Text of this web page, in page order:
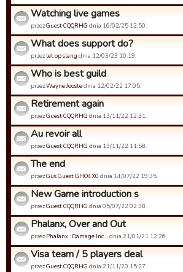
Watching live games
przezGuest CQQRHG dnia 16/02/25 12:50.
What does support do?
przez let op slang dnia 12/03/23 10:19.
Who is best guild
przezWayne Joostednia 12/02/22 17:05.
Retirement again
przezGuest CQQRHG dnia 13/11/22 12:31.
Au revoir all
przezGuest CQQRHG dnia 13/11/22 11:58.
The end
przezGus Guest GHO4X0 dnia 14/07/22 19:35.
New Game introduction s
przezGuest CQQRHG dnia 05/07/22 02:38.
Phalanx, Over and Out
przez Phalanx : Damage Inc… dnia 21/01/21 12:26.
Visa team / 5 players deal
przezGuest CQQRHG dnia 21/11/20 15:27.